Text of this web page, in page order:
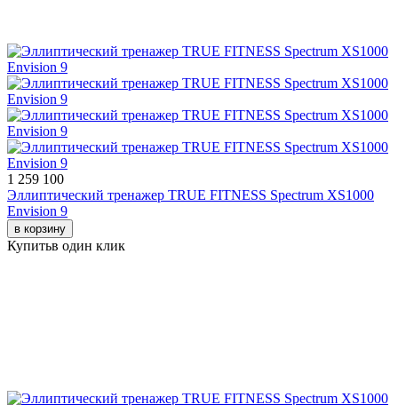
1 259 100
Эллиптический тренажер TRUE FITNESS Spectrum XS1000
Envision 9
в корзину
Купитьв один клик